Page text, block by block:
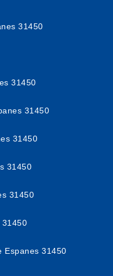
31450
31450
31450
31450
31450
31450
31450
Espanes 31450